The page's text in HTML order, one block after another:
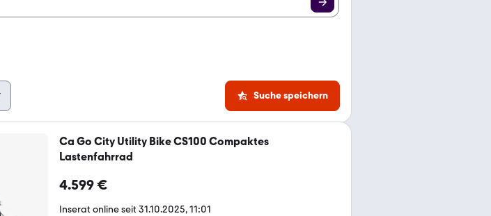
Suche speichern
Ca Go City Utility Bike CS100 Compaktes
Lastenfahrrad
4.599 €
Inserat online seit 31.10.2025, 11:01